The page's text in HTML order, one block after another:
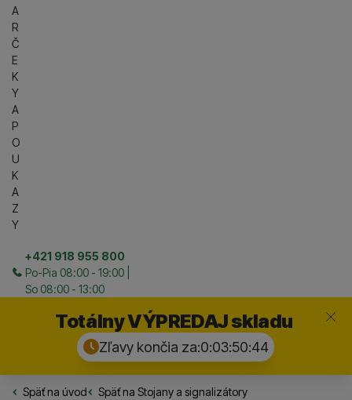
A
R
Č
E
K
Y
A
P
O
U
K
A
Z
Y
+421 918 955 800
Po-Pia 08:00 - 19:00 |
So 08:00 - 13:00
Totálny VÝPREDAJ skladu
Zľavy končia za:0:03:50:43
Zavrieť
Späť na úvodRybarske.sk
Späť na Stojany a signalizátory